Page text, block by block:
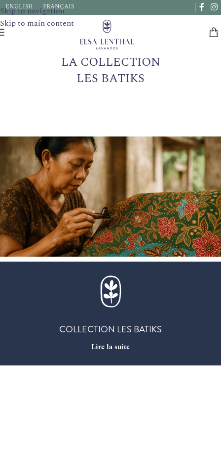
Skip to navigation
Skip to main content
les délais de livraison peuvent être prolongés de quelques
jours.
ENGLISH FRANÇAIS
LA COLLECTION
LES BATIKS
COLLECTION LES BATIKS
Lire la suite